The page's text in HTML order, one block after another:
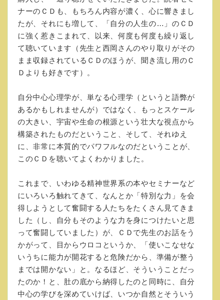
ナーのＣＤも、もちろん内容が濃く、心に響きまし
たが、それにも増して、「自分の人生の…」のＣＤ
に強く惹きこまれて、以来、何度も何度も繰り返し
て聴いています（先生と西岡さんのやり取りがその
まま収録されているＣＤのほうが、聞き流し用のＣ
Ｄよりも好きです）。
自分中心心理学が、単なる心理学（というと語弊が
あるかもしれませんが）ではなく、もっとスケール
の大きい、宇宙や生命の根源という壮大な視点から
構築されたものだということ、そして、それゆえ
に、非常に本質的でパワフルなのだということが、
このＣＤを聴いてよくわかりました。
これまで、いわゆる精神世界系の本やセミナーなど
にいろいろ触れてきて、なんとか「特別な力」を会
得しようとして奮闘する人たちをたくさん見てきま
した（し、自分もそのような力を身につけたいと思
って奮闘していました）が、ＣＤで先生のお話をう
かがって、目からウロコというか、「使いこなせな
いうちに能力が開花すると危険だから、準備が整う
までは開かない」と。なるほど、そういうことだっ
たのか！と、肚の底から納得したのと同時に、自分
中心の学びを深めていけば、いつか自然とそういう